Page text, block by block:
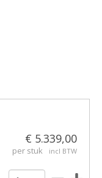
€ 5.339,00
per stuk incl BTW